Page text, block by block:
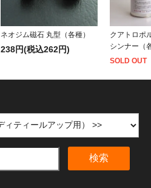
ネオジム磁石 丸型（各種）
238円(税込262円)
クアトロポ
シンナー（
SOLD OUT
検索